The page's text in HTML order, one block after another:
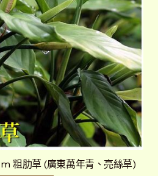
粗肋草 (廣東萬年青、亮絲草)